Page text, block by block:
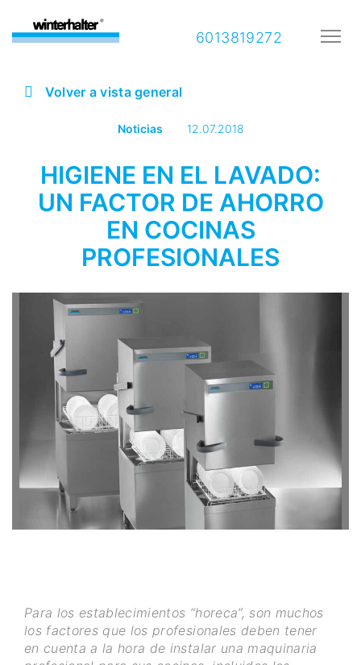
6013819272
Volver a vista general
Noticias 12.07.2018
HIGIENE EN EL LAVADO:
UN FACTOR DE AHORRO
EN COCINAS
PROFESIONALES
Para los establecimientos “horeca”, son muchos
los factores que los profesionales deben tener
en cuenta a la hora de instalar una maquinaria